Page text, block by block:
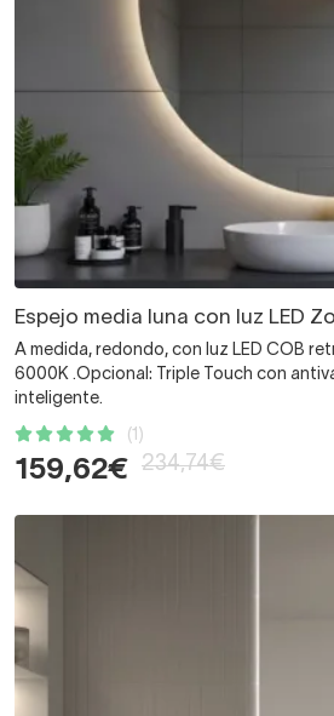
Espejo media luna con luz LED
A medida, redondo, con luz LED COB
6000K .Opcional: Triple Touch con
inteligente.
(1)
159,62€ 234,74€